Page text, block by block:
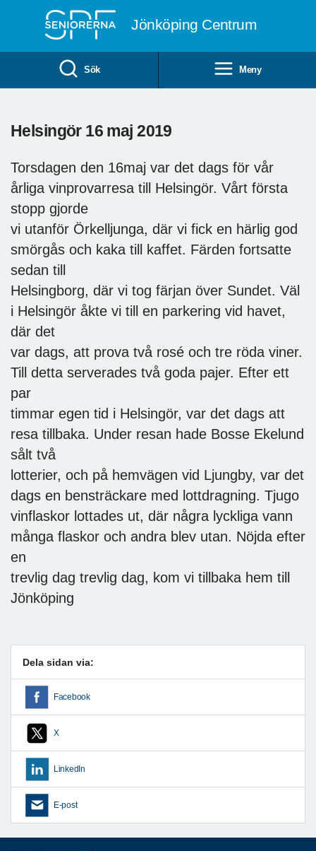
Jönköping Centrum
Sök Meny
Helsingör 16 maj 2019
Torsdagen den 16maj var det dags för vår
årliga vinprovarresa till Helsingör. Vårt första
stopp gjorde
vi utanför Örkelljunga, där vi fick en härlig god
smörgås och kaka till kaffet. Färden fortsatte
sedan till
Helsingborg, där vi tog färjan över Sundet. Väl
i Helsingör åkte vi till en parkering vid havet,
där det
var dags, att prova två rosé och tre röda viner.
Till detta serverades två goda pajer. Efter ett
par
timmar egen tid i Helsingör, var det dags att
resa tillbaka. Under resan hade Bosse Ekelund
sålt två
lotterier, och på hemvägen vid Ljungby, var det
dags en bensträckare med lottdragning. Tjugo
vinflaskor lottades ut, där några lyckliga vann
många flaskor och andra blev utan. Nöjda efter
en
trevlig dag trevlig dag, kom vi tillbaka hem till
Jönköping
Dela sidan via:
Facebook
X
LinkedIn
E-post